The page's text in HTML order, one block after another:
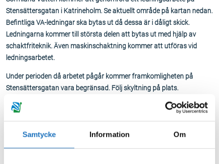
Samtycke Information Om
Stensättersgatan i Katrineholm. Se aktuellt område på kartan nedan.
Befintliga VA-ledningar ska bytas ut då dessa är i dåligt skick.
Ledningarna kommer till största delen att bytas ut med hjälp av
schaktfriteknik. Även maskinschaktning kommer att utföras vid
ledningsarbetet.
Under perioden då arbetet pågår kommer framkomligheten på
Stensättersgatan vara begränsad. Följ skyltning på plats.
Ledningsarbetet utförs av Sörmland Vatten i samarbete med vår
vecka 45 2021 och beräknas vara färdigt under vecka 50 2021.
Vissa driftstörningar av vattenleveransen kommer ske för